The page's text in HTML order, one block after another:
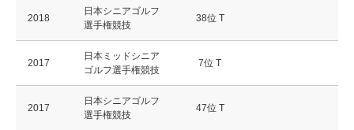
2018
日本シニアゴルフ
選手権競技
38位 T
2017
日本ミッドシニア
ゴルフ選手権競技
7位 T
2017
日本シニアゴルフ
選手権競技
47位 T